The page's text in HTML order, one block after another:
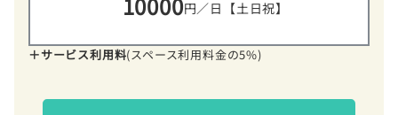
円／日【土日祝】
＋サービス利用料(スペース利用料金の5%)